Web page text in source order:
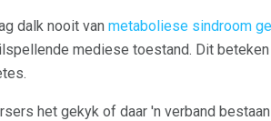
dalk nooit van metaboliese sindroom
mediese toestand. Dit
het gekyk of daar 'n verband